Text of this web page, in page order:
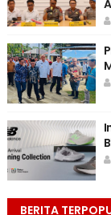
BERITA